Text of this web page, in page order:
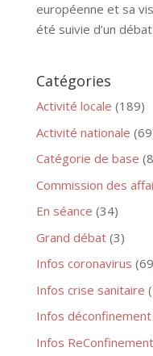
européenne et sa
été suivie d’un débat
Catégories
Activité locale (189)
Activité nationale
Catégorie de base
Commission des
En séance (34)
Grand débat(3)
Infos coronavirus
Infos crise sanitaire
Infos déconfinement
Infos ReConfinement